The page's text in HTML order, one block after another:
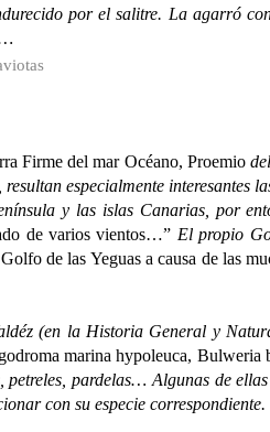
por el salitre. La agarró
Firme del mar Océano, Proemiodel
especialmente interesantes
y las islas Canarias, por
de varios vientos…” El propio
de las Yeguas a causa de las
(en la Historia General y
marina hypoleuca,
pardelas… Algunas de
con su especie correspondiente.